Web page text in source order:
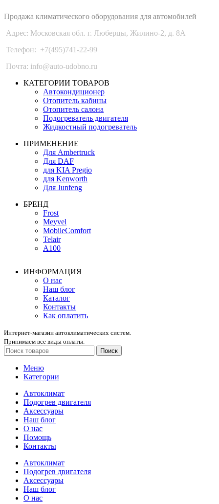
Продажа климатического оборудования для автомобилей
Адрес: Московская обл. г. Люберцы, Жилино-2, д. 8A
Телефон: +7(495)741-22-99
Почта: info@auto-udobno.ru
КАТЕГОРИИ ТОВАРОВ
Автокондиционер
Отопитель кабины
Отопитель салона
Подогреватель двигателя
Жидкостный подогреватель
ПРИМЕНЕНИЕ
Для Ambertruck
Для DAF
для KIA Pregio
для Kenworth
Для Junfeng
БРЕНД
Frost
Meyvel
MobileComfort
Telair
А100
ИНФОРМАЦИЯ
О нас
Наш блог
Каталог
Контакты
Как оплатить
Интернет-магазин автоклиматических систем.
Принимаем все виды оплаты.
Поиск
Меню
Категории
Автоклимат
Подогрев двигателя
Аксессуары
Наш блог
О нас
Помощь
Контакты
Автоклимат
Подогрев двигателя
Аксессуары
Наш блог
О нас